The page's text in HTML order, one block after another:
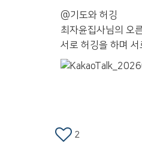
@기도와 허깅
최자윤집사님의 오
서로 허깅을 하며
2